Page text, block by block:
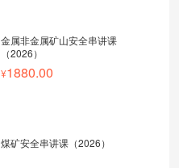
金属非金属矿山安全串讲课
（2026）
1880.00
煤矿安全串讲课（2026）